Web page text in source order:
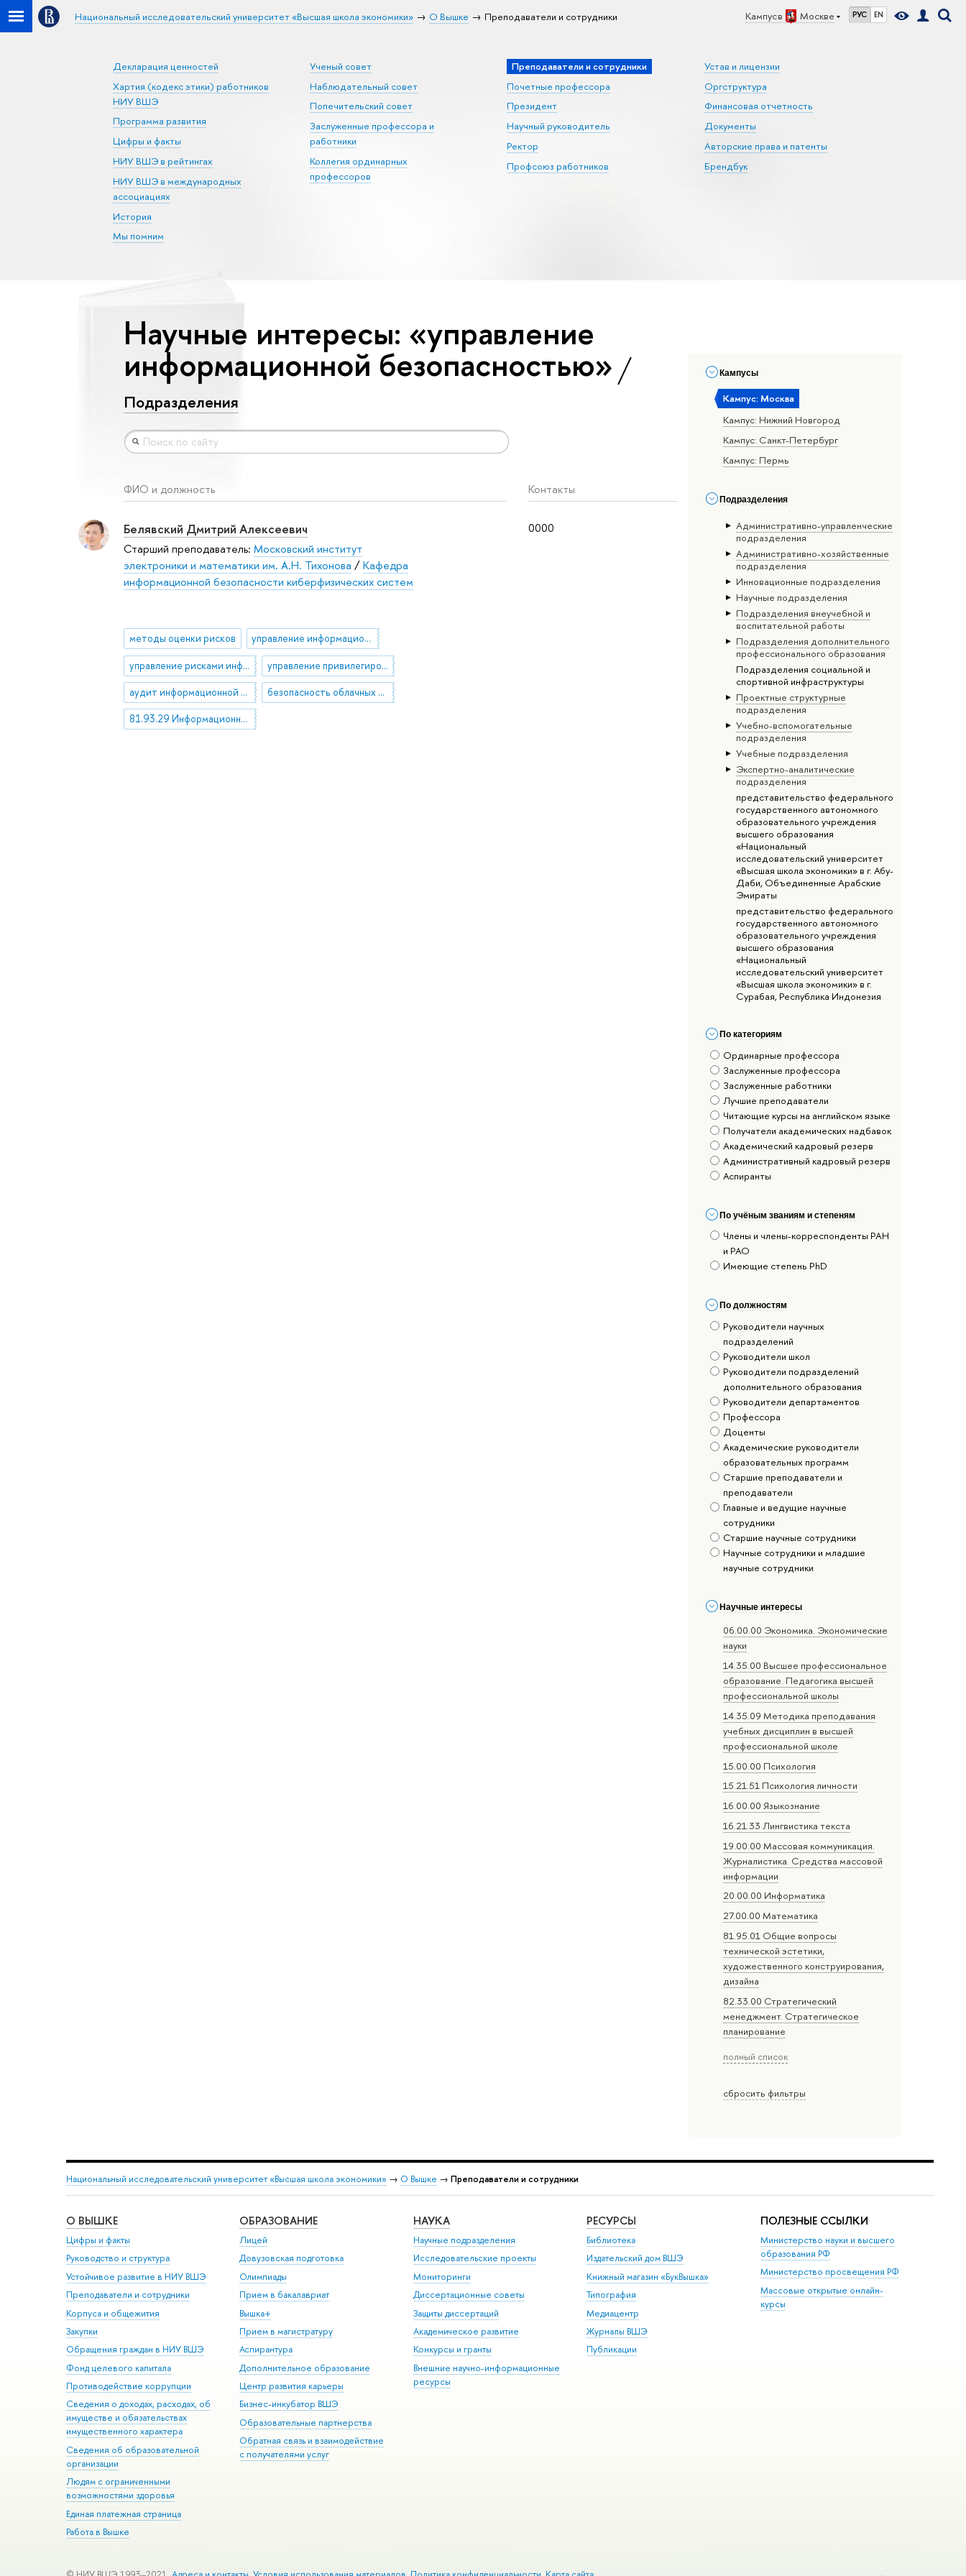
Кампус в Москве РУС EN
Национальный исследовательский университет «Высшая школа экономики» О Вышке Преподаватели и сотрудники
Декларация ценностей
Хартия (кодекс этики) работников
НИУ ВШЭ
Программа развития
Цифры и факты
НИУ ВШЭ в рейтингах
НИУ ВШЭ в международных
ассоциациях
История
Мы помним
Ученый совет
Наблюдательный совет
Попечительский совет
Заслуженные профессора и
работники
Коллегия ординарных
профессоров
Преподаватели и сотрудники
Почетные профессора
Президент
Научный руководитель
Ректор
Профсоюз работников
Устав и лицензии
Оргструктура
Финансовая отчетность
Документы
Авторские права и патенты
Брендбук
Кампусы
Кампус: Москва
Кампус: Нижний Новгород
Кампус: Санкт-Петербург
Кампус: Пермь
Подразделения
Административно-управленческие
подразделения
Административно-хозяйственные
подразделения
Инновационные подразделения
Научные подразделения
Подразделения внеучебной и
воспитательной работы
Подразделения дополнительного
профессионального образования
Подразделения социальной и
спортивной инфраструктуры
Проектные структурные
подразделения
Учебно-вспомогательные
подразделения
Учебные подразделения
Экспертно-аналитические
подразделения
представительство федерального
государственного автономного
образовательного учреждения
высшего образования
«Национальный
исследовательский университет
«Высшая школа экономики» в г. Абу-
Даби, Объединенные Арабские
Эмираты
представительство федерального
государственного автономного
образовательного учреждения
высшего образования
«Национальный
исследовательский университет
«Высшая школа экономики» в г.
Сурабая, Республика Индонезия
По категориям
Ординарные профессора
Заслуженные профессора
Заслуженные работники
Лучшие преподаватели
Читающие курсы на английском языке
Получатели академических надбавок
Академический кадровый резерв
Административный кадровый резерв
Аспиранты
По учёным званиям и степеням
Члены и члены-корреспонденты РАН
и РАО
Имеющие степень PhD
По должностям
Руководители научных
подразделений
Руководители школ
Руководители подразделений
дополнительного образования
Руководители департаментов
Профессора
Доценты
Академические руководители
образовательных программ
Старшие преподаватели и
преподаватели
Главные и ведущие научные
сотрудники
Старшие научные сотрудники
Научные сотрудники и младшие
научные сотрудники
Научные интересы
06.00.00 Экономика. Экономические
науки
14.35.00 Высшее профессиональное
образование. Педагогика высшей
профессиональной школы
14.35.09 Методика преподавания
учебных дисциплин в высшей
профессиональной школе
15.00.00 Психология
15.21.51 Психология личности
16.00.00 Языкознание
16.21.33 Лингвистика текста
19.00.00 Массовая коммуникация.
Журналистика. Средства массовой
информации
20.00.00 Информатика
27.00.00 Математика
81.95.01 Общие вопросы
технической эстетики,
художественного конструирования,
дизайна
82.33.00 Стратегический
менеджмент. Стратегическое
планирование
полный список
сбросить фильтры
Научные интересы: «управление
информационной безопасностью»
Подразделения
ФИО и должность Контакты
0000
Белявский Дмитрий Алексеевич
Старший преподаватель: Московский институт
электроники и математики им. А.Н. Тихонова /Кафедра
информационной безопасности киберфизических систем
методы оценки рисков управление информационной безопасностью
управление рисками информационной безопасности управление привилегированным доступом
аудит информационной безопасности безопасность облачных технологий
81.93.29 Информационная безопасность. Защита информации
Национальный исследовательский университет «Высшая школа экономики» → О Вышке → Преподаватели и сотрудники
О ВЫШКЕ
Цифры и факты
Руководство и структура
Устойчивое развитие в НИУ ВШЭ
Преподаватели и сотрудники
Корпуса и общежития
Закупки
Обращения граждан в НИУ ВШЭ
Фонд целевого капитала
Противодействие коррупции
Сведения о доходах, расходах, об
имуществе и обязательствах
имущественного характера
Сведения об образовательной
организации
Людям с ограниченными
возможностями здоровья
Единая платежная страница
Работа в Вышке
ОБРАЗОВАНИЕ
Лицей
Довузовская подготовка
Олимпиады
Прием в бакалавриат
Вышка+
Прием в магистратуру
Аспирантура
Дополнительное образование
Центр развития карьеры
Бизнес-инкубатор ВШЭ
Образовательные партнерства
Обратная связь и взаимодействие
с получателями услуг
НАУКА
Научные подразделения
Исследовательские проекты
Мониторинги
Диссертационные советы
Защиты диссертаций
Академическое развитие
Конкурсы и гранты
Внешние научно-информационные
ресурсы
РЕСУРСЫ
Библиотека
Издательский дом ВШЭ
Книжный магазин «БукВышка»
Типография
Медиацентр
Журналы ВШЭ
Публикации
ПОЛЕЗНЫЕ ССЫЛКИ
Министерство науки и высшего
образования РФ
Министерство просвещения РФ
Массовые открытые онлайн-
курсы